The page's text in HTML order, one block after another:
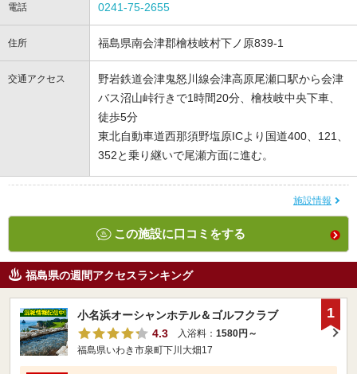
電話 0241-75-2655
住所 福島県南会津郡檜枝岐村下ノ原839-1
交通アクセス
野岩鉄道会津鬼怒川線会津高原尾瀬口駅から会津
バス沼山峠行きで1時間20分、檜枝岐中央下車、
徒歩5分
東北自動車道西那須野塩原ICより国道400、121、
352と乗り継いで尾瀬方面に進む。
施設情報
この施設に口コミをする
福島県の週間アクセスランキング
小名浜オーシャンホテル＆ゴルフクラブ
4.3
入浴料： 1580円～
福島県いわき市泉町下川大畑17
1